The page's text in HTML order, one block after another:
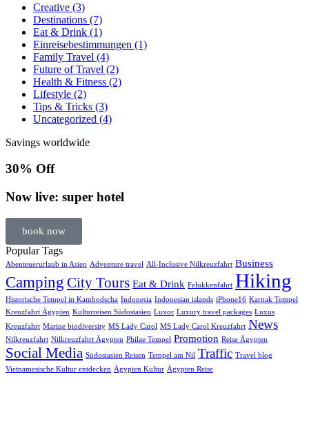
Creative (3)
Destinations (7)
Eat & Drink (1)
Einreisebestimmungen (1)
Family Travel (4)
Future of Travel (2)
Health & Fitness (2)
Lifestyle (2)
Tips & Tricks (3)
Uncategorized (4)
Savings worldwide
30% Off
Now live: super hotel
book now
Popular Tags
Abenteuerurlaub in Asien Adventure travel All-Inclusive Nilkreuzfahrt Business
Camping City Tours Eat & Drink Felukkenfahrt Hiking
Historische Tempel in Kambodscha Indonesia Indonesian islands iPhone16 Karnak Tempel
Kreuzfahrt Ägypten Kulturreisen Südostasien Luxor Luxury travel packages Luxus
Kreuzfahrt Marine biodiversity MS Lady Carol MS Lady Carol Kreuzfahrt News
Nilkreuzfahrt Nilkreuzfahrt Ägypten Philae Tempel Promotion Reise Ägypten
Social Media Südostasien Reisen Tempel am Nil Traffic Travel blog
Vietnamesische Kultur entdecken Ägypten Kultur Ägypten Reise